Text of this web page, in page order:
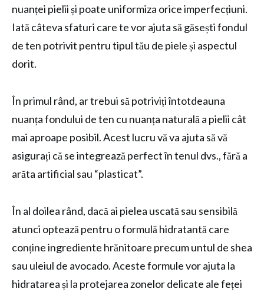
nuanței pielii și poate uniformiza orice imperfecțiuni.
Iată câteva sfaturi care te vor ajuta să găsești fondul
de ten potrivit pentru tipul tău de piele și aspectul
dorit.
În primul rând, ar trebui să potriviți întotdeauna
nuanța fondului de ten cu nuanța naturală a pielii cât
mai aproape posibil. Acest lucru vă va ajuta să vă
asigurați că se integrează perfect în tenul dvs., fără a
arăta artificial sau “plasticat”.
În al doilea rând, dacă ai pielea uscată sau sensibilă
atunci optează pentru o formulă hidratantă care
conține ingrediente hrănitoare precum untul de shea
sau uleiul de avocado. Aceste formule vor ajuta la
hidratarea și la protejarea zonelor delicate ale feței